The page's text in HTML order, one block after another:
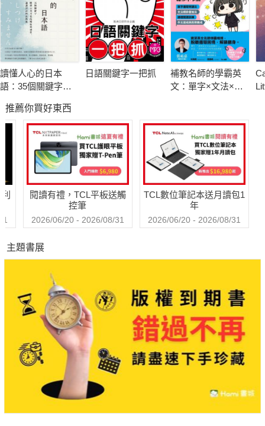
讀懂人心的日本
語：35個關鍵字解
與感性，通透話語
的表與裏
日語關鍵字一把抓
補教名師的學霸英
文：單字×文法×閱
推薦你買好東西
閱讀有禮，TCL平板送觸
控筆
2026/06/20 - 2026/08/31
TCL數位筆記本送月讀包1
年
2026/06/20 - 2026/08/31
主題書展